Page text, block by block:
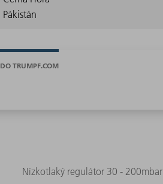
DO TRUMPF.COM
Nízkotlaký regulátor 30 - 200mbar